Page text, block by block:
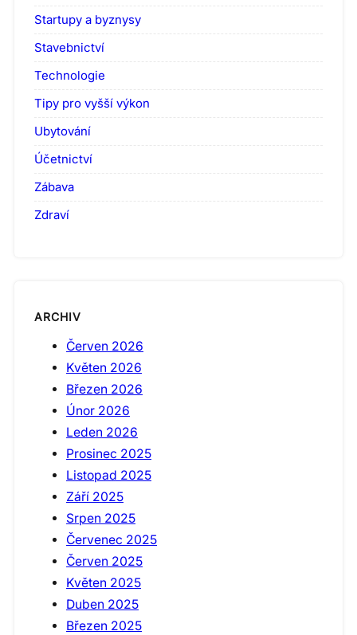
Startupy a byznysy
Stavebnictví
Technologie
Tipy pro vyšší výkon
Ubytování
Účetnictví
Zábava
Zdraví
ARCHIV
Červen 2026
Květen 2026
Březen 2026
Únor 2026
Leden 2026
Prosinec 2025
Listopad 2025
Září 2025
Srpen 2025
Červenec 2025
Červen 2025
Květen 2025
Duben 2025
Březen 2025